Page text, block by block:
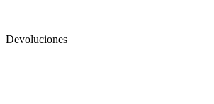
Devoluciones